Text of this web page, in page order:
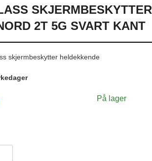
SKJERMBESKYTTER
2T 5G SVART KANT
skjermbeskytter heldekkende
På lager